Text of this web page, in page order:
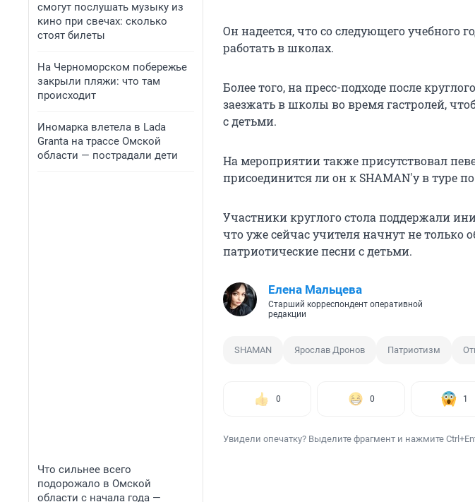
смогут послушать музыку из
кино при свечах: сколько
стоят билеты
На Черноморском побережье
закрыли пляжи: что там
происходит
Иномарка влетела в Lada
Granta на трассе Омской
области — пострадали дети
Что сильнее всего
подорожало в Омской
области с начала года —
Он надеется, что со следующего учебного
работать в школах.
Более того, на пресс-подходе после
заезжать в школы во время гастролей,
с детьми.
На мероприятии также присутствовал
присоединится ли он к SHAMAN'у в туре
Участники круглого стола поддержали
что уже сейчас учителя начнут не только
патриотические песни с детьми.
Елена Мальцева
Старший корреспондент оперативной
редакции
SHAMAN Ярослав Дронов Патриотизм
0 0 1
Увидели опечатку? Выделите фрагмент и нажмите